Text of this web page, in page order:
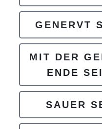
GENERVT
MIT DER
ENDE
SAUER